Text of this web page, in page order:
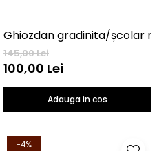
145,00 Lei
100,00 Lei
Adauga in cos
-4%